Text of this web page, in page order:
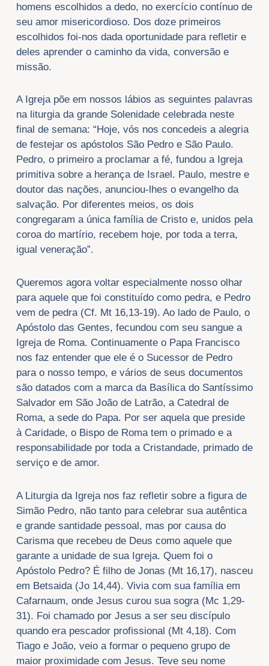
homens escolhidos a dedo, no exercício contínuo de
seu amor misericordioso. Dos doze primeiros
escolhidos foi-nos dada oportunidade para refletir e
deles aprender o caminho da vida, conversão e
missão.
A Igreja põe em nossos lábios as seguintes palavras
na liturgia da grande Solenidade celebrada neste
final de semana: “Hoje, vós nos concedeis a alegria
de festejar os apóstolos São Pedro e São Paulo.
Pedro, o primeiro a proclamar a fé, fundou a Igreja
primitiva sobre a herança de Israel. Paulo, mestre e
doutor das nações, anunciou-lhes o evangelho da
salvação. Por diferentes meios, os dois
congregaram a única família de Cristo e, unidos pela
coroa do martírio, recebem hoje, por toda a terra,
igual veneração”.
Queremos agora voltar especialmente nosso olhar
para aquele que foi constituído como pedra, e Pedro
vem de pedra (Cf. Mt 16,13-19). Ao lado de Paulo, o
Apóstolo das Gentes, fecundou com seu sangue a
Igreja de Roma. Continuamente o Papa Francisco
nos faz entender que ele é o Sucessor de Pedro
para o nosso tempo, e vários de seus documentos
são datados com a marca da Basílica do Santíssimo
Salvador em São João de Latrão, a Catedral de
Roma, a sede do Papa. Por ser aquela que preside
à Caridade, o Bispo de Roma tem o primado e a
responsabilidade por toda a Cristandade, primado de
serviço e de amor.
A Liturgia da Igreja nos faz refletir sobre a figura de
Simão Pedro, não tanto para celebrar sua autêntica
e grande santidade pessoal, mas por causa do
Carisma que recebeu de Deus como aquele que
garante a unidade de sua Igreja. Quem foi o
Apóstolo Pedro? É filho de Jonas (Mt 16,17), nasceu
em Betsaida (Jo 14,44). Vivia com sua família em
Cafarnaum, onde Jesus curou sua sogra (Mc 1,29-
31). Foi chamado por Jesus a ser seu discípulo
quando era pescador profissional (Mt 4,18). Com
Tiago e João, veio a formar o pequeno grupo de
maior proximidade com Jesus. Teve seu nome